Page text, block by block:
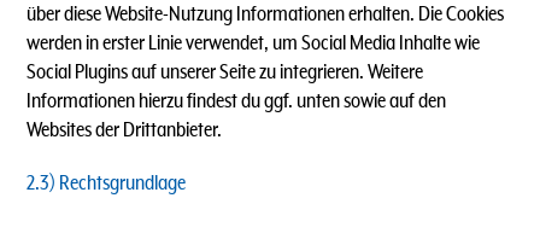
über diese Website-Nutzung Informationen erhalten. Die Cookies
werden in erster Linie verwendet, um Social Media Inhalte wie
Social Plugins auf unserer Seite zu integrieren. Weitere
Informationen hierzu findest du ggf. unten sowie auf den
Websites der Drittanbieter.
2.3) Rechtsgrundlage